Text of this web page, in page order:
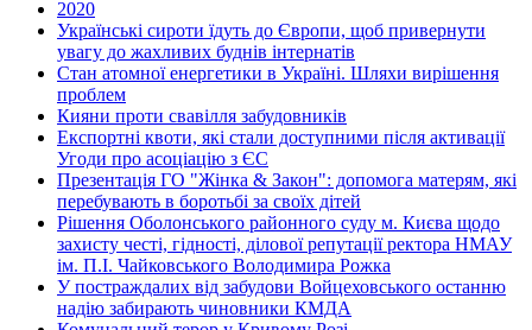
2020
Українські сироти їдуть до Європи, щоб привернути
увагу до жахливих буднів інтернатів
Стан атомної енергетики в Україні. Шляхи вирішення
проблем
Кияни проти свавілля забудовників
Експортні квоти, які стали доступними після активації
Угоди про асоціацію з ЄС
Презентація ГО "Жінка & Закон": допомога матерям, які
перебувають в боротьбі за своїх дітей
Рішення Оболонського районного суду м. Києва щодо
захисту честі, гідності, ділової репутації ректора НМАУ
ім. П.І. Чайковського Володимира Рожка
У постраждалих від забудови Войцеховського останню
надію забирають чиновники КМДА